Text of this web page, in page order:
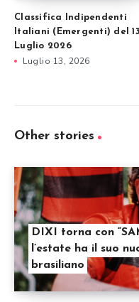
Classifica Indipendenti
Italiani (Emergenti) del 13
Luglio 2026
Luglio 13, 2026
Other stories
DIXI torna con
l’estate ha il suo
brasiliano